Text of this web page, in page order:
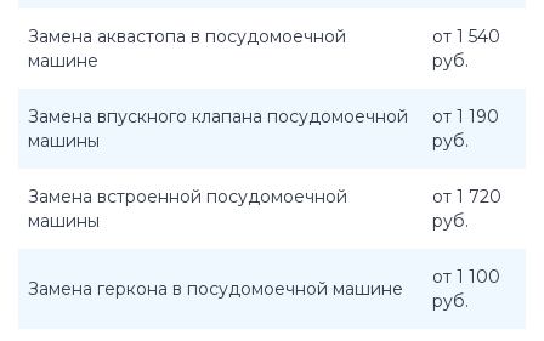
Замена аквастопа в посудомоечной
машине
от 1 540
руб.
Замена впускного клапана посудомоечной
машины
от 1 190
руб.
Замена встроенной посудомоечной
машины
от 1 720
руб.
Замена геркона в посудомоечной машине
от 1 100
руб.